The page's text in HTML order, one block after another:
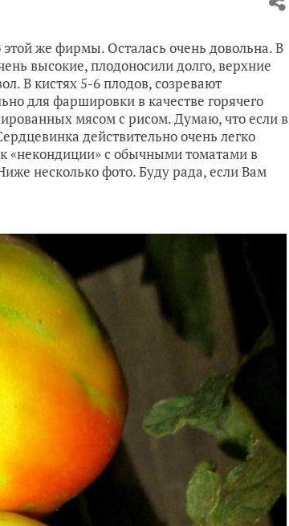
же фирмы. Осталась очень довольна. В
высокие, плодоносили долго, верхние
В кистях 5-6 плодов, созревают
для фаршировки в качестве горячего
мясом с рисом. Думаю, что если в
действительно очень легко
«некондиции» с обычными томатами в
несколько фото. Буду рада, если Вам